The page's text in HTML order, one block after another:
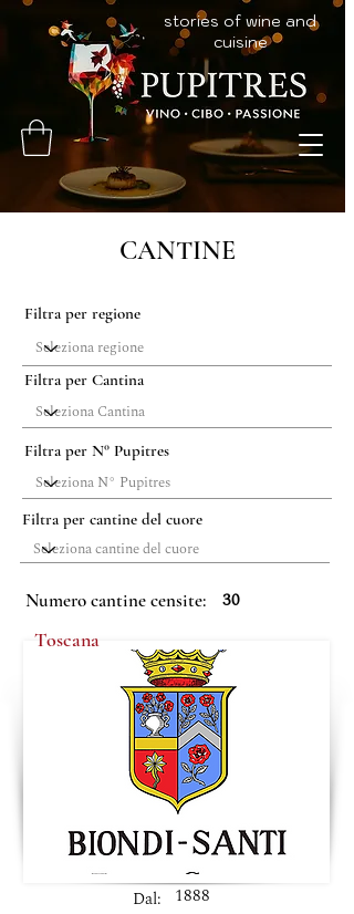
stories of wine and
cuisine
CANTINE
Filtra per Cantina
Filtra per N° Pupitres
Filtra per cantine del cuore
Numero cantine censite: 30
Toscana
Dal: 1888
Filtra per regione